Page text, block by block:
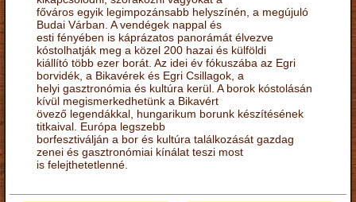
főváros egyik legimpozánsabb helyszínén, a megújuló
Budai Várban. A vendégek nappal és
esti fényében is káprázatos panorámát élvezve
kóstolhatják meg a közel 200 hazai és külföldi
kiállító több ezer borát. Az idei év fókuszába az Egri
borvidék, a Bikavérek és Egri Csillagok, a
helyi gasztronómia és kultúra kerül. A borok kóstolásán
kívül megismerkedhetünk a Bikavért
övező legendákkal, hungarikum borunk készítésének
titkaival. Európa legszebb
borfesztiválján a bor és kultúra találkozását gazdag
zenei és gasztronómiai kínálat teszi most
is felejthetetlenné.